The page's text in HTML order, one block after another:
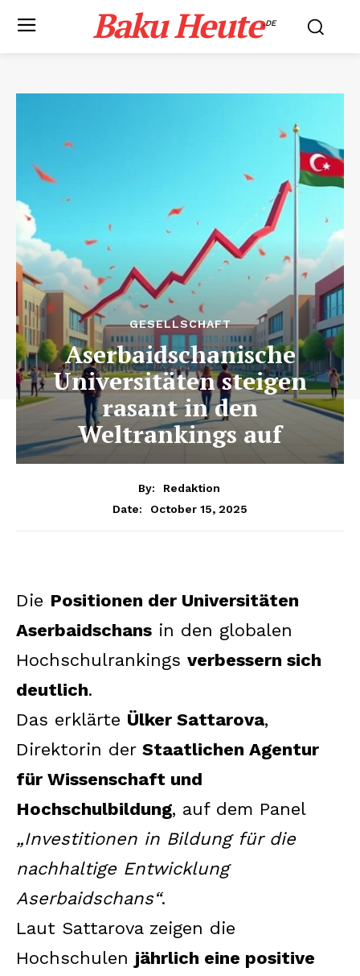
Baku Heute.DE
GESELLSCHAFT
Aserbaidschanische
Universitäten steigen
rasant in den
Weltrankings auf
By:
Redaktion
Date:
October 15, 2025
Die Positionen der Universitäten
Aserbaidschans in den globalen
Hochschulrankings verbessern sich
deutlich.
Das erklärte Ülker Sattarova,
Direktorin der Staatlichen Agentur
für Wissenschaft und
Hochschulbildung, auf dem Panel
„Investitionen in Bildung für die
nachhaltige Entwicklung
Aserbaidschans“.
Laut Sattarova zeigen die
Hochschulen jährlich eine positive